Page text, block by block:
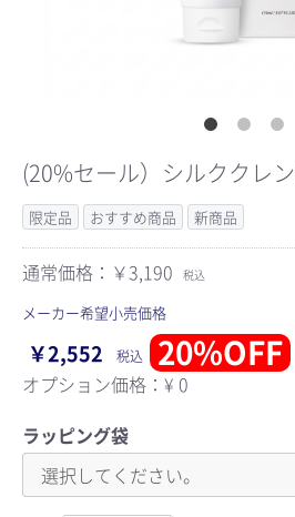
(20%セール）シルククレ
限定品 おすすめ商品 新商品
通常価格：￥3,190 税込
メーカー希望小売価格
￥2,552 税込 20%OFF
オプション価格：¥ 0
ラッピング袋